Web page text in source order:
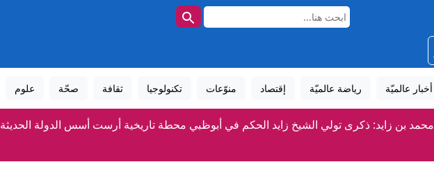
أخبار عالميّة رياضة عالميّة إقتصاد منوّعات تكنولوجيا ثقافة صحّة علوم
محمد بن زايد: ذكرى تولي الشيخ زايد الحكم في أبوظبي محطة تاريخية أرست أسس الدولة الحديثة
قرقاش: نستذكر في السادس من أغسطس رؤية الشيخ زايد التي أرست أسس الاتحاد